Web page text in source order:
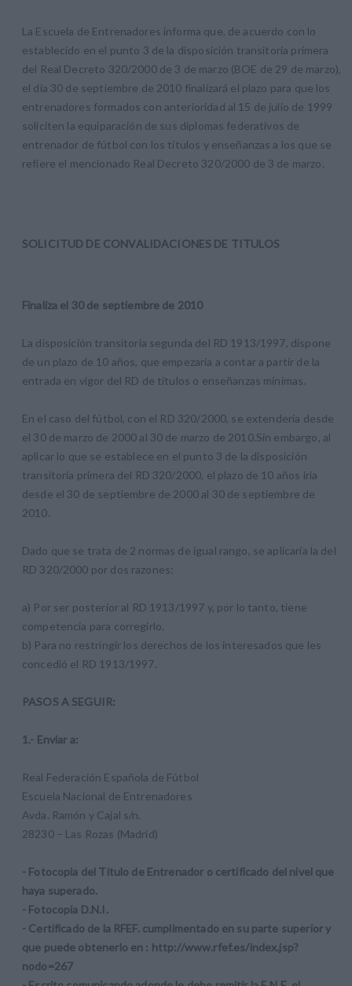
La Escuela de Entrenadores informa que, de acuerdo con lo
establecido en el punto 3 de la disposición transitoria primera
del Real Decreto 320/2000 de 3 de marzo (BOE de 29 de marzo),
el día 30 de septiembre de 2010 finalizará el plazo para que los
entrenadores formados con anterioridad al 15 de julio de 1999
soliciten la equiparación de sus diplomas federativos de
entrenador de fútbol con los títulos y enseñanzas a los que se
refiere el mencionado Real Decreto 320/2000 de 3 de marzo.
SOLICITUD DE CONVALIDACIONES DE TITULOS
Finaliza el 30 de septiembre de 2010
La disposición transitoria segunda del RD 1913/1997, dispone
de un plazo de 10 años, que empezaría a contar a partir de la
entrada en vigor del RD de títulos o enseñanzas mínimas.
En el caso del fútbol, con el RD 320/2000, se extendería desde
el 30 de marzo de 2000 al 30 de marzo de 2010.Sin embargo, al
aplicar lo que se establece en el punto 3 de la disposición
transitoria primera del RD 320/2000, el plazo de 10 años iría
desde el 30 de septiembre de 2000 al 30 de septiembre de
2010.
Dado que se trata de 2 normas de igual rango, se aplicaría la del
RD 320/2000 por dos razones:
a) Por ser posterior al RD 1913/1997 y, por lo tanto, tiene
competencia para corregirlo.
b) Para no restringir los derechos de los interesados que les
concedió el RD 1913/1997.
PASOS A SEGUIR:
1.- Enviar a:
Real Federación Española de Fútbol
Escuela Nacional de Entrenadores
Avda. Ramón y Cajal s/n.
28230 – Las Rozas (Madrid)
- Fotocopia del Titulo de Entrenador o certificado del nivel que
haya superado.
- Fotocopia D.N.I.
- Certificado de la RFEF. cumplimentado en su parte superior y
que puede obtenerlo en : http://www.rfef.es/index.jsp?
nodo=267